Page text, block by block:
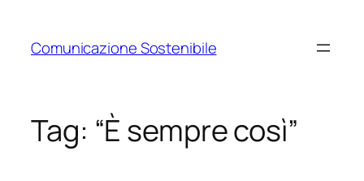
contenuto
Comunicazione Sostenibile
Tag: “È sempre così”